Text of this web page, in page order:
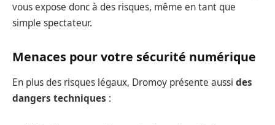
vous expose donc à des risques, même en tant que
simple spectateur.
Menaces pour votre sécurité numérique
En plus des risques légaux, Dromoy présente aussi des
dangers techniques :